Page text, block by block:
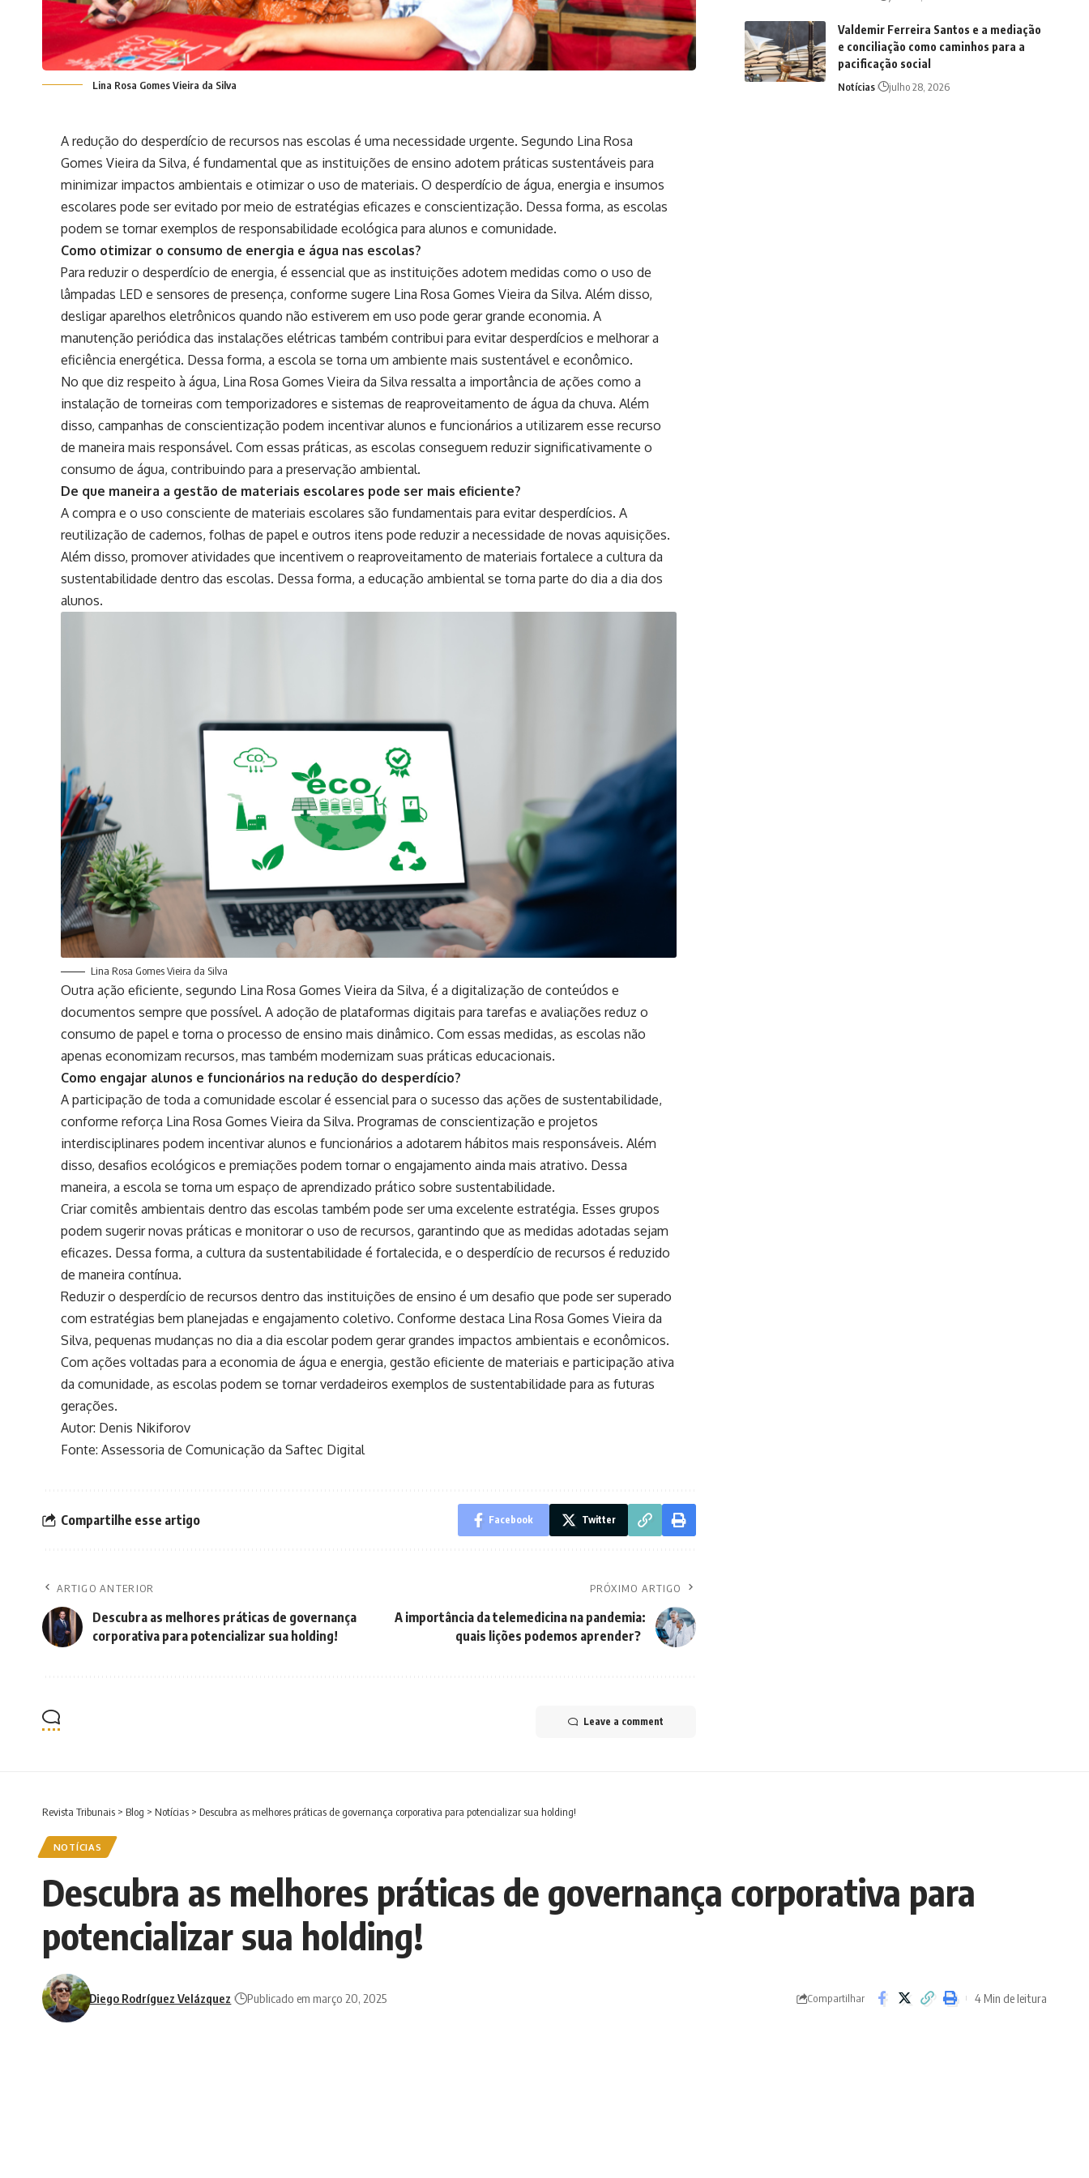
Lina Rosa Gomes Vieira da Silva
A redução do desperdício de recursos nas escolas é uma necessidade urgente. Segundo Lina Rosa
Gomes Vieira da Silva, é fundamental que as instituições de ensino adotem práticas sustentáveis para
minimizar impactos ambientais e otimizar o uso de materiais. O desperdício de água, energia e insumos
escolares pode ser evitado por meio de estratégias eficazes e conscientização. Dessa forma, as escolas
podem se tornar exemplos de responsabilidade ecológica para alunos e comunidade.
Como otimizar o consumo de energia e água nas escolas?
Para reduzir o desperdício de energia, é essencial que as instituições adotem medidas como o uso de
lâmpadas LED e sensores de presença, conforme sugere Lina Rosa Gomes Vieira da Silva. Além disso,
desligar aparelhos eletrônicos quando não estiverem em uso pode gerar grande economia. A
manutenção periódica das instalações elétricas também contribui para evitar desperdícios e melhorar a
eficiência energética. Dessa forma, a escola se torna um ambiente mais sustentável e econômico.
No que diz respeito à água, Lina Rosa Gomes Vieira da Silva ressalta a importância de ações como a
instalação de torneiras com temporizadores e sistemas de reaproveitamento de água da chuva. Além
disso, campanhas de conscientização podem incentivar alunos e funcionários a utilizarem esse recurso
de maneira mais responsável. Com essas práticas, as escolas conseguem reduzir significativamente o
consumo de água, contribuindo para a preservação ambiental.
De que maneira a gestão de materiais escolares pode ser mais eficiente?
A compra e o uso consciente de materiais escolares são fundamentais para evitar desperdícios. A
reutilização de cadernos, folhas de papel e outros itens pode reduzir a necessidade de novas aquisições.
Além disso, promover atividades que incentivem o reaproveitamento de materiais fortalece a cultura da
sustentabilidade dentro das escolas. Dessa forma, a educação ambiental se torna parte do dia a dia dos
alunos.
Lina Rosa Gomes Vieira da Silva
Outra ação eficiente, segundo Lina Rosa Gomes Vieira da Silva, é a digitalização de conteúdos e
documentos sempre que possível. A adoção de plataformas digitais para tarefas e avaliações reduz o
consumo de papel e torna o processo de ensino mais dinâmico. Com essas medidas, as escolas não
apenas economizam recursos, mas também modernizam suas práticas educacionais.
Como engajar alunos e funcionários na redução do desperdício?
A participação de toda a comunidade escolar é essencial para o sucesso das ações de sustentabilidade,
conforme reforça Lina Rosa Gomes Vieira da Silva. Programas de conscientização e projetos
interdisciplinares podem incentivar alunos e funcionários a adotarem hábitos mais responsáveis. Além
disso, desafios ecológicos e premiações podem tornar o engajamento ainda mais atrativo. Dessa
maneira, a escola se torna um espaço de aprendizado prático sobre sustentabilidade.
Criar comitês ambientais dentro das escolas também pode ser uma excelente estratégia. Esses grupos
podem sugerir novas práticas e monitorar o uso de recursos, garantindo que as medidas adotadas sejam
eficazes. Dessa forma, a cultura da sustentabilidade é fortalecida, e o desperdício de recursos é reduzido
de maneira contínua.
Reduzir o desperdício de recursos dentro das instituições de ensino é um desafio que pode ser superado
com estratégias bem planejadas e engajamento coletivo. Conforme destaca Lina Rosa Gomes Vieira da
Silva, pequenas mudanças no dia a dia escolar podem gerar grandes impactos ambientais e econômicos.
Com ações voltadas para a economia de água e energia, gestão eficiente de materiais e participação ativa
da comunidade, as escolas podem se tornar verdadeiros exemplos de sustentabilidade para as futuras
gerações.
Autor: Denis Nikiforov
Fonte: Assessoria de Comunicação da Saftec Digital
Compartilhe esse artigo Facebook Twitter
ARTIGO ANTERIOR
Descubra as melhores práticas de governança
corporativa para potencializar sua holding!
PRÓXIMO ARTIGO
A importância da telemedicina na pandemia:
quais lições podemos aprender?
Leave a comment
Valdemir Ferreira Santos e a mediação
e conciliação como caminhos para a
pacificação social
Notícias julho 28, 2026
Revista Tribunais > Blog > Notícias > Descubra as melhores práticas de governança corporativa para potencializar sua holding!
NOTÍCIAS
Descubra as melhores práticas de governança corporativa para
potencializar sua holding!
Diego Rodríguez Velázquez Publicado em março 20, 2025 Compartilhar 4 Min de leitura